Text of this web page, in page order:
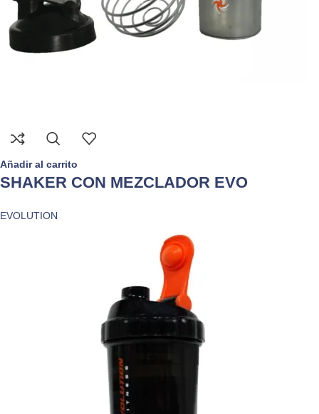
Añadir al carrito
SHAKER CON MEZCLADOR EVO
EVOLUTION